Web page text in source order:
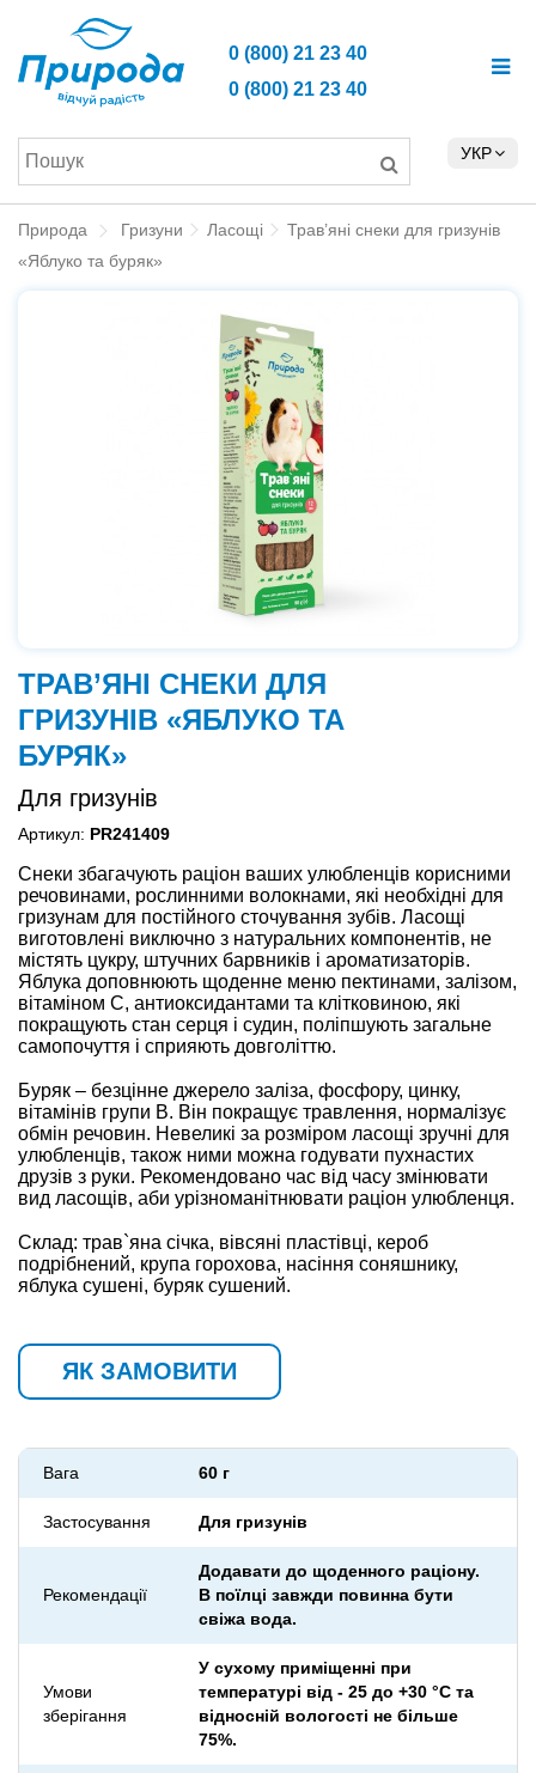
УКР
0 (800) 21 23 40
0 (800) 21 23 40
Природа Гризуни Ласощі
Трав’яні снеки для гризунів
«Яблуко та буряк»
ТРАВ’ЯНІ СНЕКИ ДЛЯ
ГРИЗУНІВ «ЯБЛУКО ТА
БУРЯК»
Для гризунів
Артикул: PR241409
Снеки збагачують раціон ваших улюбленців корисними
речовинами, рослинними волокнами, які необхідні для
гризунам для постійного сточування зубів. Ласощі
виготовлені виключно з натуральних компонентів, не
містять цукру, штучних барвників і ароматизаторів.
Яблука доповнюють щоденне меню пектинами, залізом,
вітаміном С, антиоксидантами та клітковиною, які
покращують стан серця і судин, поліпшують загальне
самопочуття і сприяють довголіттю.
Буряк – безцінне джерело заліза, фосфору, цинку,
вітамінів групи В. Він покращує травлення, нормалізує
обмін речовин. Невеликі за розміром ласощі зручні для
улюбленців, також ними можна годувати пухнастих
друзів з руки. Рекомендовано час від часу змінювати
вид ласощів, аби урізноманітнювати раціон улюбленця.
Склад: трав`яна січка, вівсяні пластівці, кероб
подрібнений, крупа горохова, насіння соняшнику,
яблука сушені, буряк сушений.
ЯК ЗАМОВИТИ
Вага 60 г
Застосування Для гризунів
Рекомендації
Додавати до щоденного раціону.
В поїлці завжди повинна бути
свіжа вода.
Умови
зберігання
У сухому приміщенні при
температурі від - 25 до +30 °С та
відносній вологості не більше
75%.